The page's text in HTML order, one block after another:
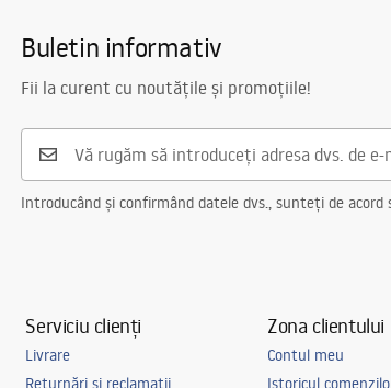
50 mm
24 luni
Buletin informativ
Fii la curent cu noutățile și promoțiile!
Introducând și confirmând datele dvs., sunteți de
Serviciu clienți
Livrare
Returnări și reclamații
Zona clientului
Contul meu
Istoricul